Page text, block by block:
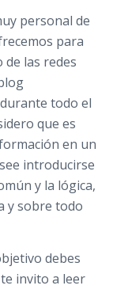
personal de
para
las redes
todo el
que es
en un
introducirse
y la lógica,
y sobre todo
debes
invito a leer